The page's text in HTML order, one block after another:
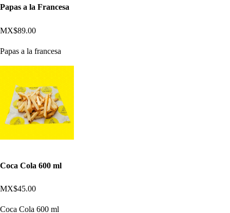
Papas a la Francesa
MX$89.00
Papas a la francesa
Coca Cola 600 ml
MX$45.00
Coca Cola 600 ml